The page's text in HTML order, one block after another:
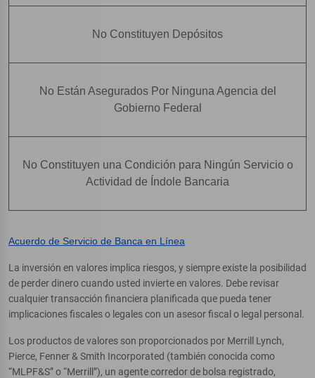
No Constituyen Depósitos
No Están Asegurados Por Ninguna Agencia del
Gobierno Federal
No Constituyen una Condición para Ningún Servicio o
Actividad de Índole Bancaria
Acuerdo de Servicio de Banca en Línea
La inversión en valores implica riesgos, y siempre existe la posibilidad
de perder dinero cuando usted invierte en valores. Debe revisar
cualquier transacción financiera planificada que pueda tener
implicaciones fiscales o legales con un asesor fiscal o legal personal.
Los productos de valores son proporcionados por Merrill Lynch,
Pierce, Fenner & Smith Incorporated (también conocida como
“MLPF&S” o “Merrill”), un agente corredor de bolsa registrado,